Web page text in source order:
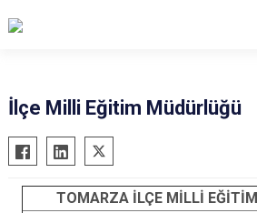
Akkışla
Bünyan
İlçe Milli Eğitim Müdürlüğü
TOMARZA İLÇE MİLLİ